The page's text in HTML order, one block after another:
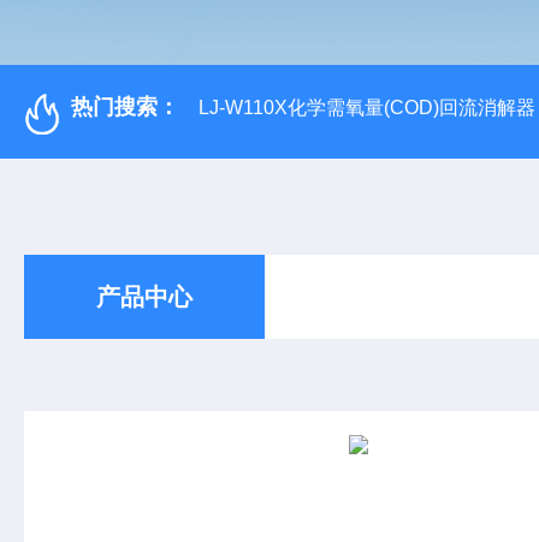
热门搜索： LJ-W110X化学需氧量(COD)回流消解器
产品中心